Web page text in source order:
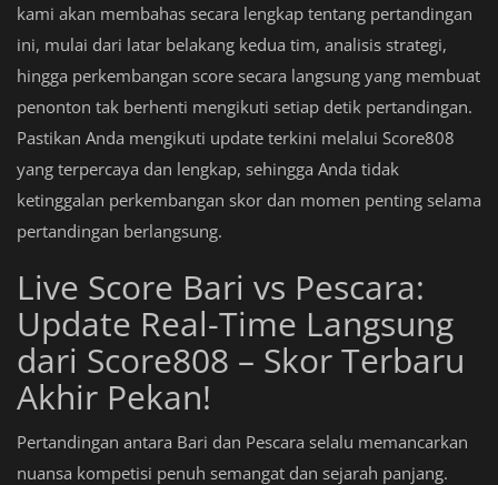
kami akan membahas secara lengkap tentang pertandingan
ini, mulai dari latar belakang kedua tim, analisis strategi,
hingga perkembangan score secara langsung yang membuat
penonton tak berhenti mengikuti setiap detik pertandingan.
Pastikan Anda mengikuti update terkini melalui Score808
yang terpercaya dan lengkap, sehingga Anda tidak
ketinggalan perkembangan skor dan momen penting selama
pertandingan berlangsung.
Live Score Bari vs Pescara:
Update Real-Time Langsung
dari Score808 – Skor Terbaru
Akhir Pekan!
Pertandingan antara Bari dan Pescara selalu memancarkan
nuansa kompetisi penuh semangat dan sejarah panjang.